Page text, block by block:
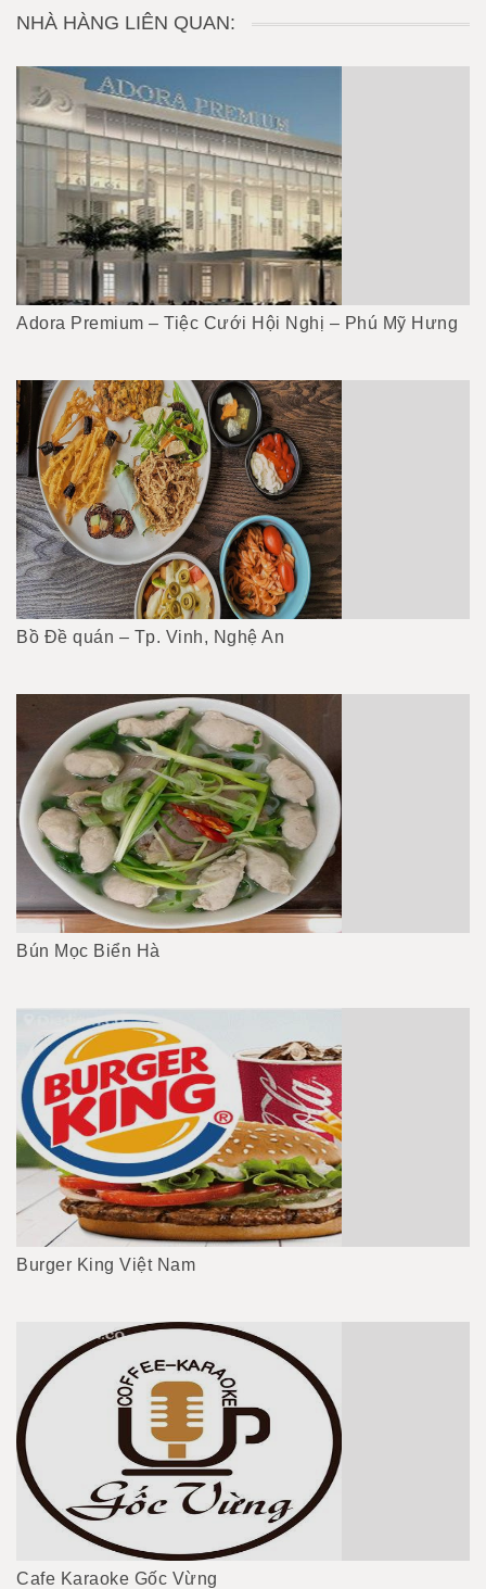
NHÀ HÀNG LIÊN QUAN:
Adora Premium – Tiệc Cưới Hội Nghị – Phú Mỹ Hưng
Bồ Đề quán – Tp. Vinh, Nghệ An
Bún Mọc Biển Hà
Burger King Việt Nam
Cafe Karaoke Gốc Vừng